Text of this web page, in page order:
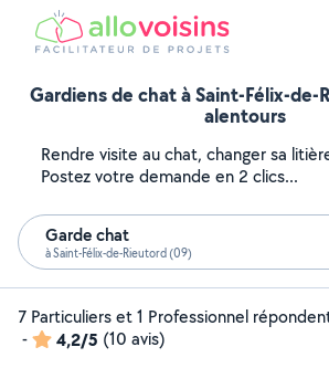
Gardiens de chat à Saint-Félix-
alentours
Rendre visite au chat, changer sa
Postez votre demande en 2 clics...
Garde chat
à Saint-Félix-de-Rieutord (09)
7 Particuliers et 1 Professionnel
-
4,2/5 (10 avis)